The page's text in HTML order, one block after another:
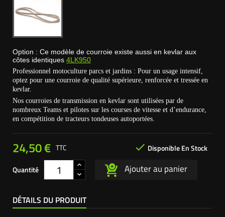
Option : Ce modèle de courroie existe aussi en kevlar aux
côtes identiques 4LK950
Professionnel motoculture parcs et jardins : Pour un usage intensif,
optez pour une courroie de qualité supérieure, renforcée et tressée en
kevlar.
Nos courroies de transmission en kevlar sont utilisées par de
nombreux Teams et pilotes sur les courses de vitesse et d’endurance,
en compétition de tracteurs tondeuses autoportées.
24,50 €  Disponible En Stock
TTC
Quantité Ajouter au panier
DÉTAILS DU PRODUIT